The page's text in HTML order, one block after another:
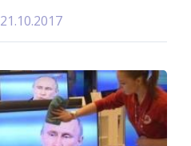
21.10.2017 - 13:31